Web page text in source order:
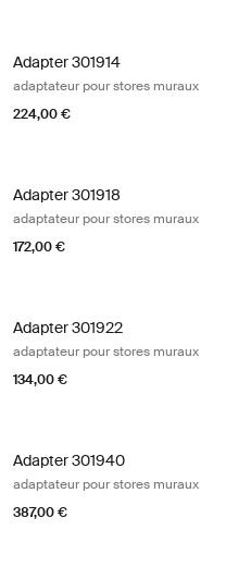
Adapter 301914
adaptateur pour stores muraux
224,00 €
Adapter 301918
adaptateur pour stores muraux
172,00 €
Adapter 301922
adaptateur pour stores muraux
134,00 €
Adapter 301940
adaptateur pour stores muraux
387,00 €